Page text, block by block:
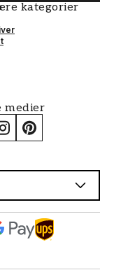
kategorier
medier